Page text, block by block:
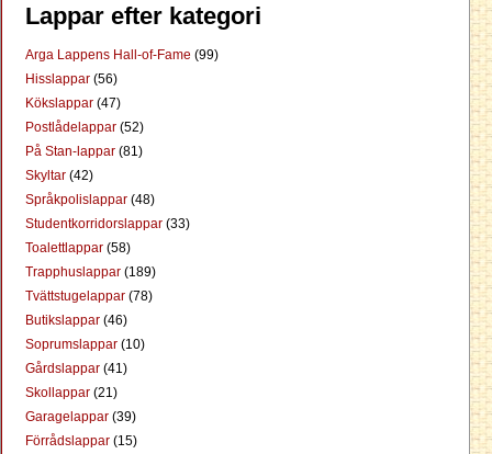
Lappar efter kategori
Arga Lappens Hall-of-Fame (99)
Hisslappar (56)
Kökslappar (47)
Postlådelappar (52)
På Stan-lappar (81)
Skyltar (42)
Språkpolislappar (48)
Studentkorridorslappar (33)
Toalettlappar (58)
Trapphuslappar (189)
Tvättstugelappar (78)
Butikslappar (46)
Soprumslappar (10)
Gårdslappar (41)
Skollappar (21)
Garagelappar (39)
Förrådslappar (15)